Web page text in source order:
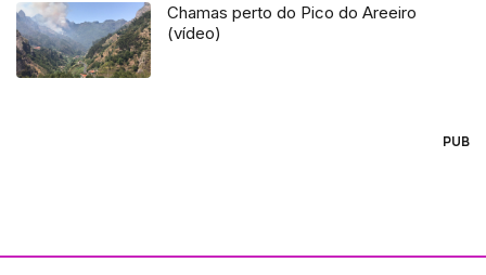
Chamas perto do Pico do Areeiro
(vídeo)
PUB